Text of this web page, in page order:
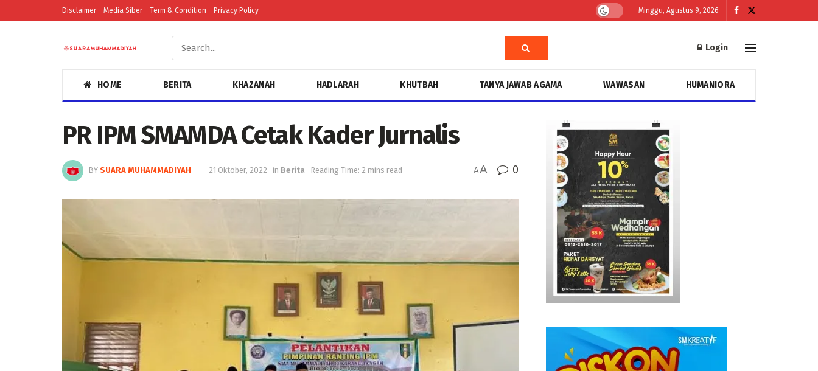
Disclaimer Media Siber Term & Condition Privacy Policy Minggu, Agustus 9, 2026
Login
HOME BERITA KHAZANAH HADLARAH KHUTBAH TANYA JAWAB AGAMA WAWASAN HUMANIORA
PR IPM SMAMDA Cetak Kader Jurnalis
BY SUARA MUHAMMADIYAH 21 Oktober, 2022 in Berita Reading Time: 2 mins read AA 0